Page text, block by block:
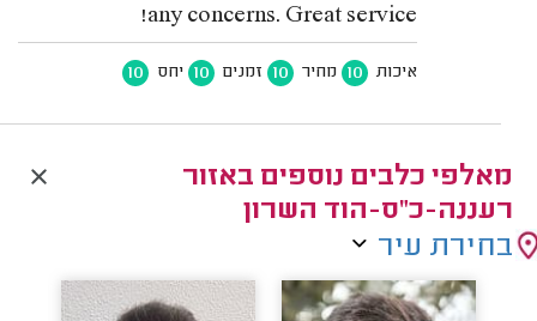
any concerns. Great service!
איכות 10 מחיר 10 זמנים 10 יחס 10
מאלפי כלבים נוספים באזור
רעננה-כ"ס-הוד השרון
בחירת עיר